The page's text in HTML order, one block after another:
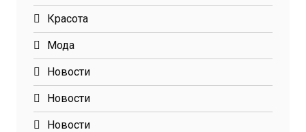
Красота
Мода
Новости
Новости
Новости